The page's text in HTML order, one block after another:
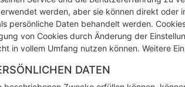
werden, aber sie können direkt
persönliche Daten behandelt werden.
von Cookies durch Änderung der
in vollem Umfang nutzen können. Weitere
DATEN